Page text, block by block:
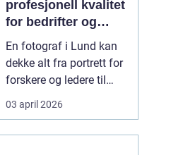
profesjonell kvalitet
for bedrifter og
private
En fotograf i Lund kan
dekke alt fra portrett for
forskere og ledere til
reklamebilder,
kunstfotografi og nære
03 april 2026